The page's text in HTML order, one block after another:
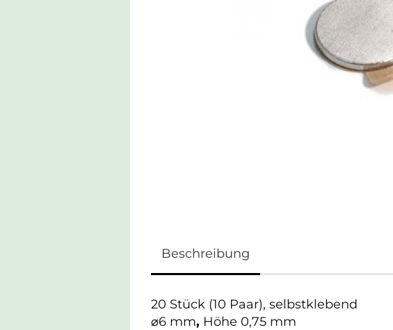
Beschreibung
20 Stück (10 Paar), selbstklebend
⌀6 mm, Höhe 0,75 mm